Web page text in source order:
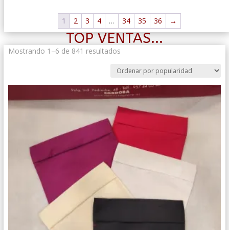
1 2 3 4 … 34 35 36 →
TOP VENTAS...
Mostrando 1–6 de 841 resultadosOrdenado
popularidad